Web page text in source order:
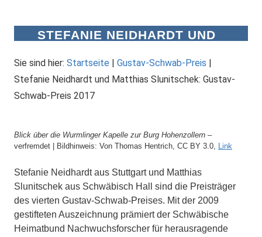
STEFANIE NEIDHARDT UND
GUSTAV-SCHWAB-PREIS 2017
Sie sind hier: Startseite | Gustav-Schwab-Preis |
Stefanie Neidhardt und Matthias Slunitschek: Gustav-
Schwab-Preis 2017
Blick über die Wurmlinger Kapelle zur Burg Hohenzollern –
verfremdet | Bildhinweis: Von Thomas Hentrich, CC BY 3.0, Link
Stefanie Neidhardt aus Stuttgart und Matthias
Slunitschek aus Schwäbisch Hall sind die Preisträger
des vierten Gustav-Schwab-Preises. Mit der 2009
gestifteten Auszeichnung prämiert der Schwäbische
Heimatbund Nachwuchsforscher für herausragende